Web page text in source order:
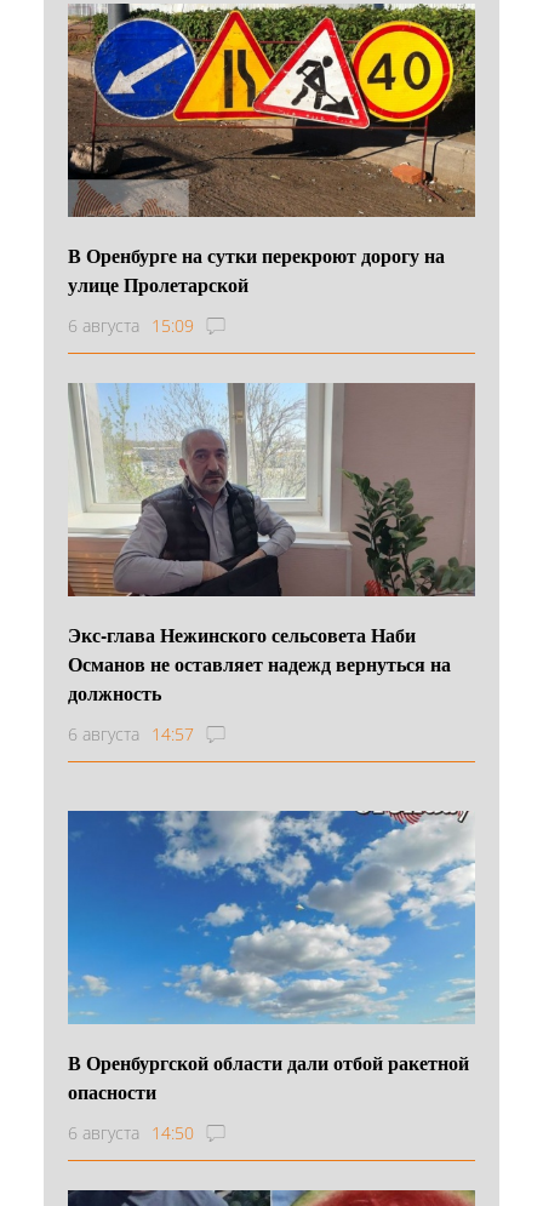
В Оренбурге на сутки перекроют дорогу на
улице Пролетарской
6 августа 15:09
Экс-глава Нежинского сельсовета Наби
Османов не оставляет надежд вернуться на
должность
6 августа 14:57
В Оренбургской области дали отбой ракетной
опасности
6 августа 14:50